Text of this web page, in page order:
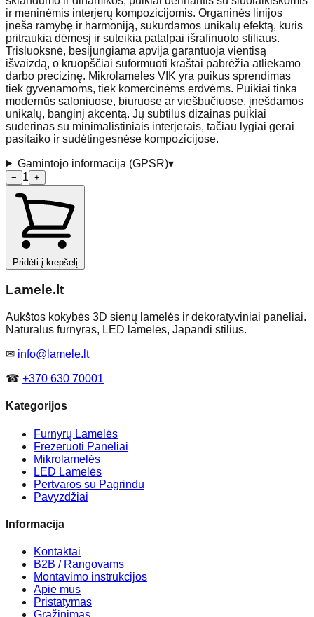
ir meninėmis interjerų kompozicijomis. Organinės linijos
įneša ramybę ir harmoniją, sukurdamos unikalų efektą, kuris
pritraukia dėmesį ir suteikia patalpai išrafinuoto stiliaus.
Trisluoksnė, besijungiama apvija garantuoja vientisą
išvaizdą, o kruopščiai suformuoti kraštai pabrėžia atliekamo
darbo precizinę. Mikrolameles VIK yra puikus sprendimas
tiek gyvenamoms, tiek komercinėms erdvėms. Puikiai tinka
modernūs saloniuose, biuruose ar viešbučiuose, įnešdamos
unikalų, banginį akcentą. Jų subtilus dizainas puikiai
suderinas su minimalistiniais interjerais, tačiau lygiai gerai
pasitaiko ir sudėtingesnėse kompozicijose.
Gamintojo informacija (GPSR)▾
− 1 +
Pridėti į krepšelį
Lamele.lt
Aukštos kokybės 3D sienų lamelės ir dekoratyviniai paneliai.
Natūralus furnyras, LED lamelės, Japandi stilius.
✉ info@lamele.lt
☎ +370 630 70001
Kategorijos
Furnyrų Lamelės
Frezeruoti Paneliai
Mikrolamelės
LED Lamelės
Pertvaros su Pagrindu
Pavyzdžiai
Informacija
Kontaktai
B2B / Rangovams
Montavimo instrukcijos
Apie mus
Pristatymas